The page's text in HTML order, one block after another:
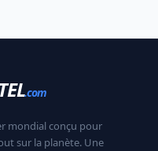
.com
mondial conçu pour
sur la planète. Une